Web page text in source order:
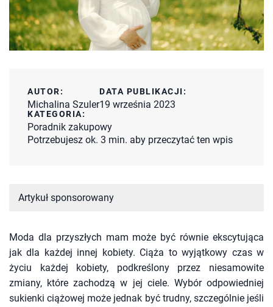
AUTOR:
Michalina Szuler
DATA PUBLIKACJI:
19 września 2023
KATEGORIA:
Poradnik zakupowy
Potrzebujesz ok. 3 min. aby przeczytać ten wpis
Artykuł sponsorowany
Moda dla przyszłych mam może być równie ekscytująca
jak dla każdej innej kobiety. Ciąża to wyjątkowy czas w
życiu każdej kobiety, podkreślony przez niesamowite
zmiany, które zachodzą w jej ciele. Wybór odpowiedniej
sukienki ciążowej może jednak być trudny, szczególnie jeśli